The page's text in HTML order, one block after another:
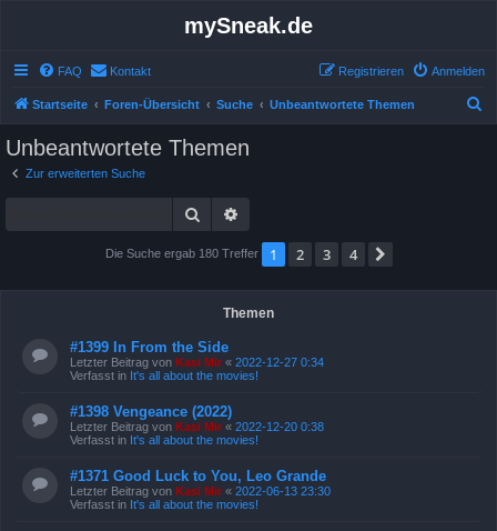
mySneak.de
FAQ Kontakt Anmelden
Registrieren
Startseite Foren-Übersicht Suche Unbeantwortete Themen
Unbeantwortete Themen
Zur erweiterten Suche
Suche
Die Suche ergab 180 Treffer 1 2 3 4
Themen
#1399 In From the Side
Letzter Beitrag von Kasi Mir « 2022-12-27 0:34
Verfasst in It's all about the movies!
#1398 Vengeance (2022)
Letzter Beitrag von Kasi Mir « 2022-12-20 0:38
Verfasst in It's all about the movies!
#1371 Good Luck to You, Leo Grande
Letzter Beitrag von Kasi Mir « 2022-06-13 23:30
Verfasst in It's all about the movies!